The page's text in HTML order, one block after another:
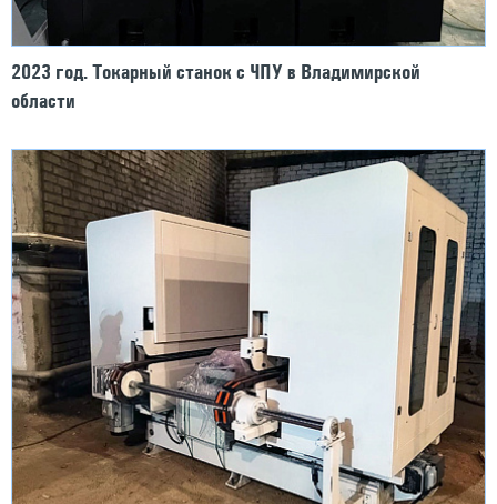
2023 год. Токарный станок с ЧПУ в Владимирской
области